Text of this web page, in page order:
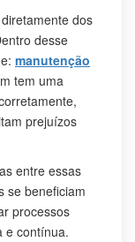
dos
desse
manutenção
tem uma
prejuízos
entre essas
se beneficiam
processos
e contínua.